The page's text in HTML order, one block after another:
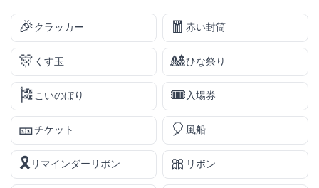
🎉クラッカー 🧧 赤い封筒
🎊 くす玉 🎎ひな祭り
🎏こいのぼり 🎟️入場券
🎫チケット 🎈 風船
🎗️ リマインダーリボン 🎀 リボン